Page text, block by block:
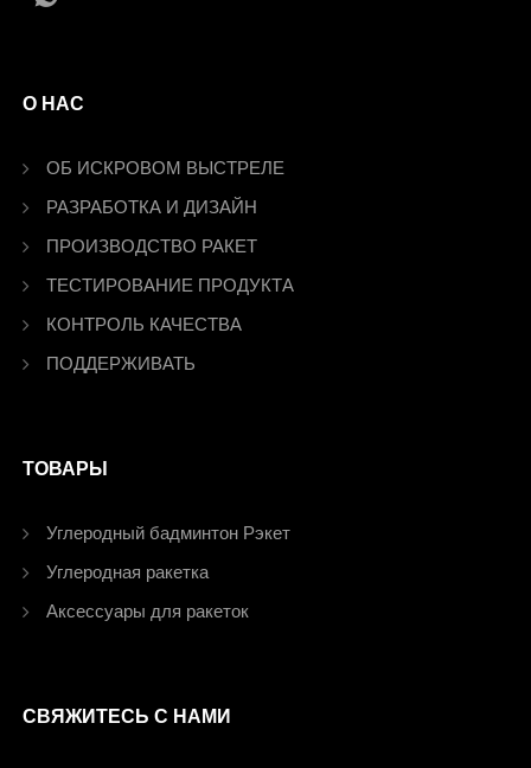
О НАС
ОБ ИСКРОВОМ ВЫСТРЕЛЕ
РАЗРАБОТКА И ДИЗАЙН
ПРОИЗВОДСТВО РАКЕТ
ТЕСТИРОВАНИЕ ПРОДУКТА
КОНТРОЛЬ КАЧЕСТВА
ПОДДЕРЖИВАТЬ
ТОВАРЫ
Углеродный бадминтон Рэкет
Углеродная ракетка
Аксессуары для ракеток
СВЯЖИТЕСЬ С НАМИ